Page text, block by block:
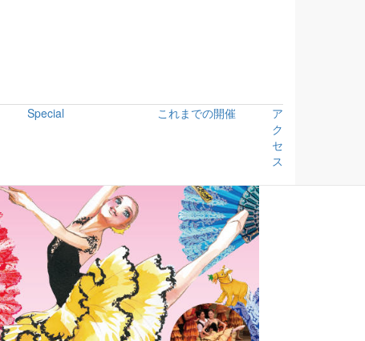
Special これまでの開催
ア
ク
セ
ス